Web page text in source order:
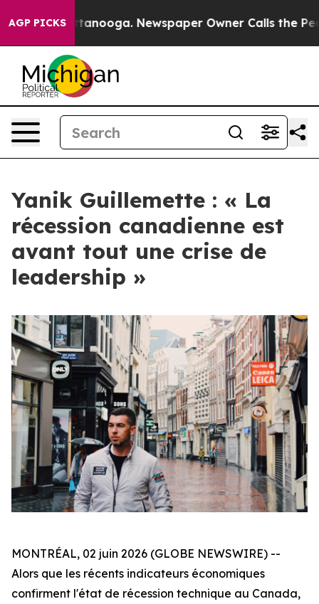
AGP PICKS
Chattanooga. Newspaper Owner Calls the People
Yanik Guillemette : « La
récession canadienne est
avant tout une crise de
leadership »
MONTRÉAL, 02 juin 2026 (GLOBE NEWSWIRE) --
Alors que les récents indicateurs économiques
confirment l'état de récession technique au Canada,